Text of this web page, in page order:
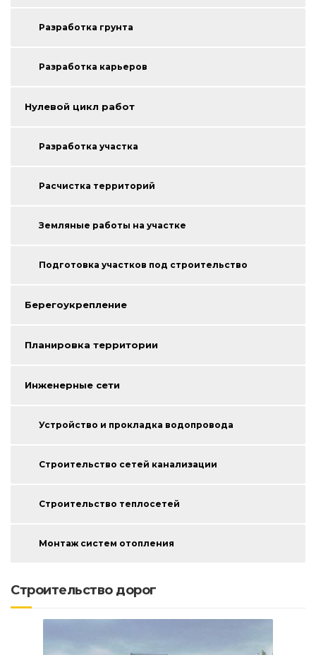
Разработка грунта
Разработка карьеров
Нулевой цикл работ
Разработка участка
Расчистка территорий
Земляные работы на участке
Подготовка участков под строительство
Берегоукрепление
Планировка территории
Инженерные сети
Устройство и прокладка водопровода
Строительство сетей канализации
Строительство теплосетей
Монтаж систем отопления
Строительство дорог